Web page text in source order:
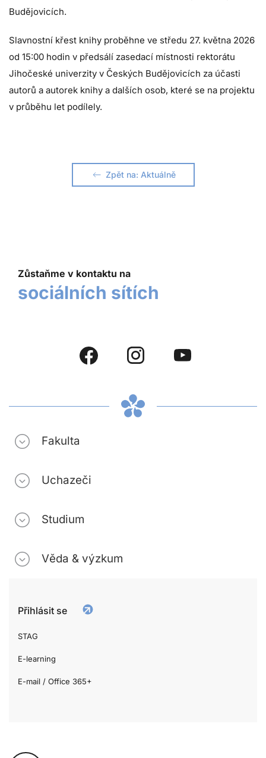
Budějovicích.
Slavnostní křest knihy proběhne ve středu 27. května 2026
od 15:00 hodin v předsálí zasedací místnosti rektorátu
Jihočeské univerzity v Českých Budějovicích za účasti
autorů a autorek knihy a dalších osob, které se na projektu
v průběhu let podílely.
Zpět na: Aktuálně
Zůstaňme v kontaktu na
sociálních sítích
Fakulta
Uchazeči
Studium
Věda & výzkum
Přihlásit se
STAG
E-learning
E-mail / Office 365+